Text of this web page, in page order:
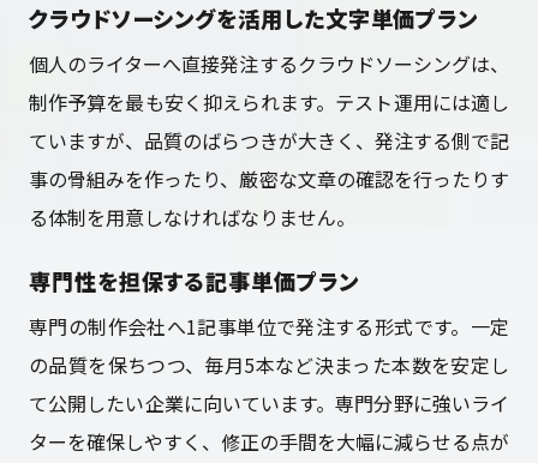
クラウドソーシングを活用した文字単価プラン
個人のライターへ直接発注するクラウドソーシングは、
制作予算を最も安く抑えられます。テスト運用には適し
ていますが、品質のばらつきが大きく、発注する側で記
事の骨組みを作ったり、厳密な文章の確認を行ったりす
る体制を用意しなければなりません。
専門性を担保する記事単価プラン
専門の制作会社へ1記事単位で発注する形式です。一定
の品質を保ちつつ、毎月5本など決まった本数を安定し
て公開したい企業に向いています。専門分野に強いライ
ターを確保しやすく、修正の手間を大幅に減らせる点が